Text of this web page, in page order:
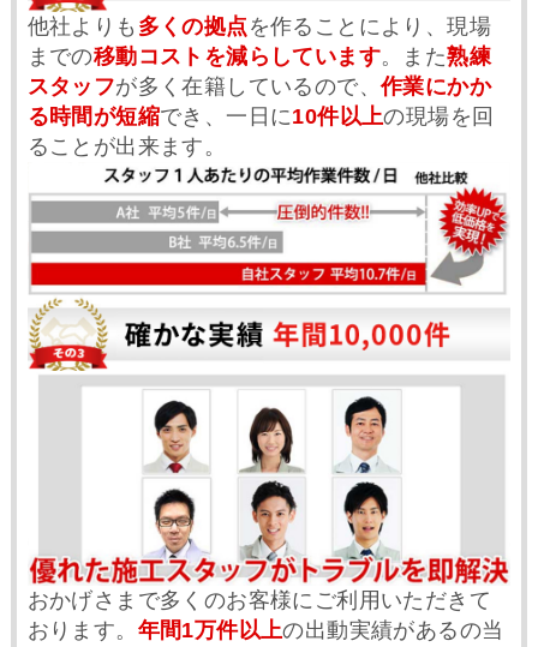
他社よりも 多くの拠点 を作ることにより、現場
までの移動コストを減らしています。また熟練
スタッフが多く在籍しているので、作業にかか
る時間が短縮でき、一日に10件以上の現場を回
ることが出来ます。
おかげさまで多くのお客様にご利用いただきて
おります。 年間1万件以上の出動実績があるの当